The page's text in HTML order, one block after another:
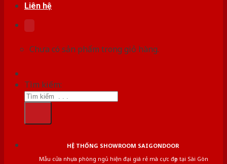
Liên hệ
Chưa có sản phẩm trong giỏ hàng.
Tìm kiếm:
HỆ THỐNG SHOWROOM SAIGONDOOR
Mẫu cửa nhựa phòng ngủ hiện đại giá rẻ mà cực đẹp tại Sài Gòn